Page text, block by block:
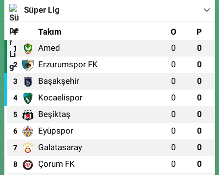
Süper Lig
# Takım O P
1 Amed 0 0
2 Erzurumspor FK 0 0
3 Başakşehir 0 0
4 Kocaelispor 0 0
5 Beşiktaş 0 0
6 Eyüpspor 0 0
7 Galatasaray 0 0
8 Çorum FK 0 0